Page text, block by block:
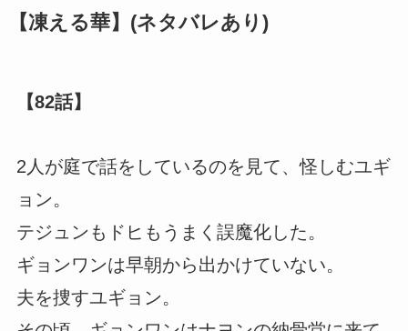
【凍える華】(ネタバレあり)
【82話】
2人が庭で話をしているのを見て、怪しむユギ
ョン。
テジュンもドヒもうまく誤魔化した。
ギョンワンは早朝から出かけていない。
夫を捜すユギョン。